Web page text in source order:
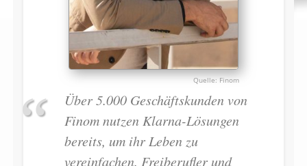
Finom
Über 5.000 Geschäftskunden von
Finom nutzen Klarna-Lösungen
bereits, um ihr Leben zu
vereinfachen. Freiberufler und